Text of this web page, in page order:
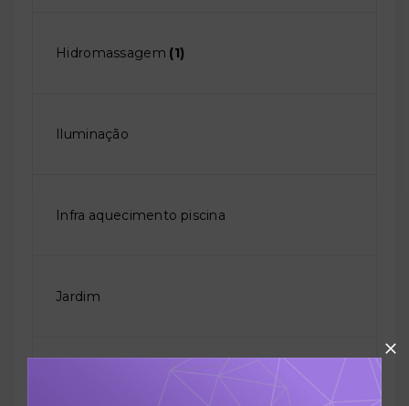
Hidromassagem (1)
Iluminação
Infra aquecimento piscina
Jardim